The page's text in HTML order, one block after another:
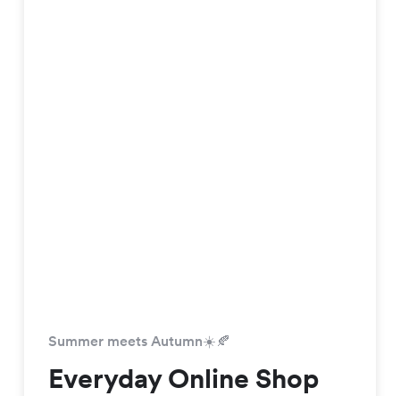
Summer meets Autumn☀️🍂
Everyday Online Shop